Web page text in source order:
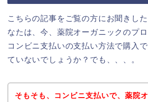
こちらの記事をご覧の方にお聞きし
なたは、今、薬院オーガニックのプ
コンビニ支払いの支払い方法で購入
ていないでしょうか？でも、、、。
そもそも、コンビニ支払いで、薬院